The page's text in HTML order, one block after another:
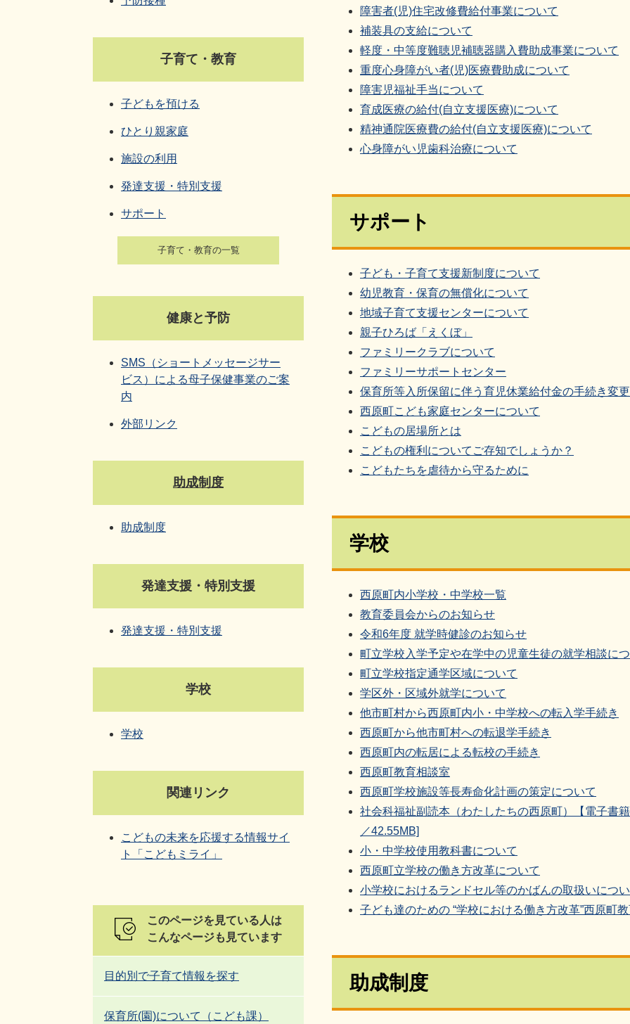
障害者(児)住宅改修費給付事業について
補装具の支給について
軽度・中等度難聴児補聴器購入費助成事業について
重度心身障がい者(児)医療費助成について
障害児福祉手当について
育成医療の給付(自立支援医療)について
精神通院医療費の給付(自立支援医療)について
心身障がい児歯科治療について
サポート
子ども・子育て支援新制度について
幼児教育・保育の無償化について
地域子育て支援センターについて
親子ひろば「えくぼ」
ファミリークラブについて
ファミリーサポートセンター
保育所等入所保留に伴う育児休業給付金の手続き変
西原町こども家庭センターについて
こどもの居場所とは
こどもの権利についてご存知でしょうか？
こどもたちを虐待から守るために
学校
西原町内小学校・中学校一覧
教育委員会からのお知らせ
令和6年度 就学時健診のお知らせ
町立学校入学予定や在学中の児童生徒の就学相談に
町立学校指定通学区域について
学区外・区域外就学について
他市町村から西原町内小・中学校への転入学手続き
西原町から他市町村への転退学手続き
西原町内の転居による転校の手続き
西原町教育相談室
西原町学校施設等長寿命化計画の策定について
社会科福祉副読本（わたしたちの西原町）【電子書
／42.55MB]
小・中学校使用教科書について
西原町立学校の働き方改革について
小学校におけるランドセル等のかばんの取扱いにつ
子ども達のための “学校における働き方改革”西原町
助成制度
子育て・教育
子どもを預ける
ひとり親家庭
施設の利用
発達支援・特別支援
サポート
子育て・教育の一覧
健康と予防
SMS（ショートメッセージサー
ビス）による母子保健事業のご案
内
外部リンク
​助成制度
助成制度
発達支援・特別支援
発達支援・特別支援
学校
学校
関連リンク
こどもの未来を応援する情報サイ
ト「こどもミライ」
このページを見ている人は
こんなページも見ています
目的別で子育て情報を探す
保育所(園)について（こども課）